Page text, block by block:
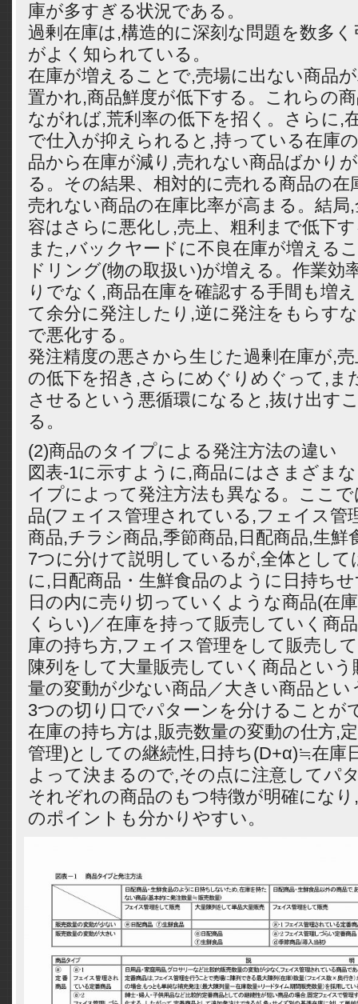
庫が多すぎる状況である。
過剰在庫は,構造的に深刻な問題を数多
がよく知られている。
在庫が増えることで,売場に出ない商品
置かれ,商品鮮度が低下する。これらの
ながれば,荒利率の低下を招く。さらに,
で仕入が抑えられると,持っている在庫
品から在庫が減り,売れない商品ばかり
る。その結果、相対的に売れる商品の在
売れない商品の在庫比率が高まる。結局
容はさらに悪化し,売上、粗利まで低下
また,バックヤードに不良在庫が増える
ドリング(物の取扱い)が増える。作業効
りでなく,商品在庫を確認する手間も増
て余分に発注したり,逆に発注をもらす
で悪化する。
発注精度の悪さから生じた過剰在庫が,
の低下を招き,さらにめぐりめぐって,ま
させるという悪循環になると,抜け出す
る。
(2)商品のタイプによる発注方法の違い
図表-1に示すように,商品にはさまざま
イプによって発注方法も異なる。ここ
品(フェイス管理されている,フェイス管
商品,チラシ商品,季節商品,日配商品,生鮮
7つに分けて説明しているが,全体として
に,日配商品・生鮮食品のように日持ち
日の内に売り切っていくような商品(在
くらい)／在庫を持って販売していく商
庫の持ち方,フェイス管理をして販売し
陳列をして大量販売していく商品という
量の変動が少ない商品／大きい商品とい
3つの切り口でパターンを分けることが
在庫の持ち方は,販売数量の変動の仕方,
管理)としての継続性,日持ち(D+α)≒在庫
よって決まるので,その点に注意してパ
それぞれの商品のもつ特徴が明確にな
のポイントも分かりやすい。